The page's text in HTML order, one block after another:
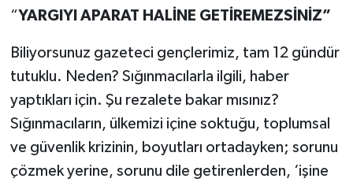
“YARGIYI APARAT HALİNE GETİREMEZSİNİZ”
Biliyorsunuz gazeteci gençlerimiz, tam 12 gündür
tutuklu. Neden? Sığınmacılarla ilgili, haber
yaptıkları için. Şu rezalete bakar mısınız?
Sığınmacıların, ülkemizi içine soktuğu, toplumsal
ve güvenlik krizinin, boyutları ortadayken; sorunu
çözmek yerine, sorunu dile getirenlerden, ‘işine